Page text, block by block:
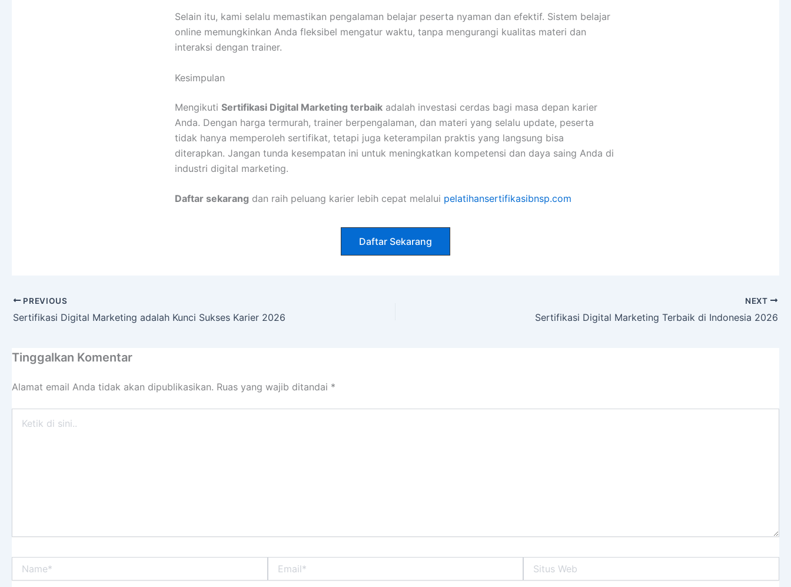
Selain itu, kami selalu memastikan pengalaman belajar peserta nyaman dan efektif. Sistem belajar
online memungkinkan Anda fleksibel mengatur waktu, tanpa mengurangi kualitas materi dan
interaksi dengan trainer.
Kesimpulan
Mengikuti Sertifikasi Digital Marketing terbaik adalah investasi cerdas bagi masa depan karier
Anda. Dengan harga termurah, trainer berpengalaman, dan materi yang selalu update, peserta
tidak hanya memperoleh sertifikat, tetapi juga keterampilan praktis yang langsung bisa
diterapkan. Jangan tunda kesempatan ini untuk meningkatkan kompetensi dan daya saing Anda di
industri digital marketing.
Daftar sekarang dan raih peluang karier lebih cepat melalui pelatihansertifikasibnsp.com
Daftar Sekarang
PREVIOUS
Sertifikasi Digital Marketing adalah Kunci Sukses Karier 2026
NEXT
Sertifikasi Digital Marketing Terbaik di Indonesia 2026
Tinggalkan Komentar
Alamat email Anda tidak akan dipublikasikan. Ruas yang wajib ditandai *
Web